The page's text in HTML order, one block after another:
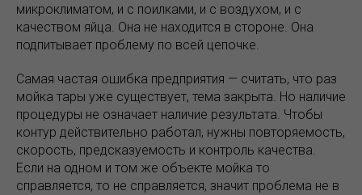
микроклиматом, и с поилками, и с воздухом, и с
качеством яйца. Она не находится в стороне. Она
подпитывает проблему по всей цепочке.
Самая частая ошибка предприятия — считать, что раз
мойка тары уже существует, тема закрыта. Но наличие
процедуры не означает наличие результата. Чтобы
контур действительно работал, нужны повторяемость,
скорость, предсказуемость и контроль качества.
Если на одном и том же объекте мойка то
справляется, то не справляется, значит проблема не в